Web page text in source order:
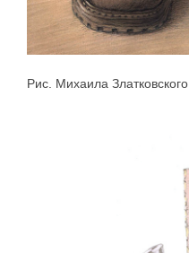
Рис. Михаила Златковского